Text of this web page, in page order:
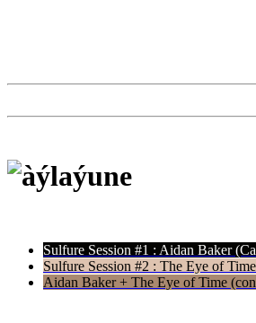
Sulfure Session #1 : Aidan Baker
Sulfure Session #2 : The Eye of
Aidan Baker + The Eye of Time